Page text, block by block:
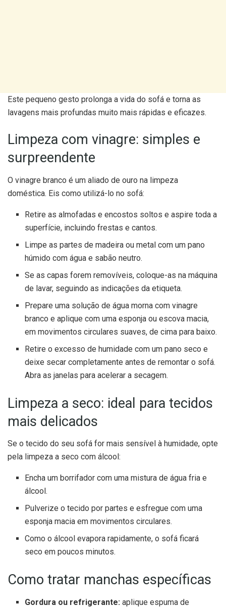
Este pequeno gesto prolonga a vida do sofá e torna as
lavagens mais profundas muito mais rápidas e eficazes.
Limpeza com vinagre: simples e
surpreendente
O vinagre branco é um aliado de ouro na limpeza
doméstica. Eis como utilizá-lo no sofá:
Retire as almofadas e encostos soltos e aspire toda a
superfície, incluindo frestas e cantos.
Limpe as partes de madeira ou metal com um pano
húmido com água e sabão neutro.
Se as capas forem removíveis, coloque-as na máquina
de lavar, seguindo as indicações da etiqueta.
Prepare uma solução de água morna com vinagre
branco e aplique com uma esponja ou escova macia,
em movimentos circulares suaves, de cima para baixo.
Retire o excesso de humidade com um pano seco e
deixe secar completamente antes de remontar o sofá.
Abra as janelas para acelerar a secagem.
Limpeza a seco: ideal para tecidos
mais delicados
Se o tecido do seu sofá for mais sensível à humidade, opte
pela limpeza a seco com álcool:
Encha um borrifador com uma mistura de água fria e
álcool.
Pulverize o tecido por partes e esfregue com uma
esponja macia em movimentos circulares.
Como o álcool evapora rapidamente, o sofá ficará
seco em poucos minutos.
Como tratar manchas específicas
Gordura ou refrigerante: aplique espuma de